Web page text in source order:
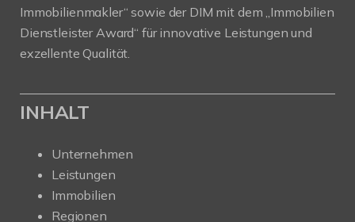
Immobilienmakler“ sowie der DIM mit dem „Immobilien
Dienstleister Award“ für innovative Leistungen und
exzellente Qualität.
INHALT
Unternehmen
Leistungen
Immobilien
Regionen